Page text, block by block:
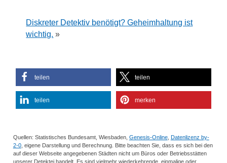
Diskreter Detektiv benötigt? Geheimhaltung ist
wichtig. »
teilen teilen
teilen merken
Quellen: Statistisches Bundesamt, Wiesbaden, Genesis-Online, Datenlizenz by-
2-0, eigene Darstellung und Berechnung. Bitte beachten Sie, dass es sich bei den
auf dieser Webseite angegebenen Städten nicht um Büros oder Betriebsstätten
unserer Detektei handelt. Es sind vielmehr wiederkehrende, einmalige oder